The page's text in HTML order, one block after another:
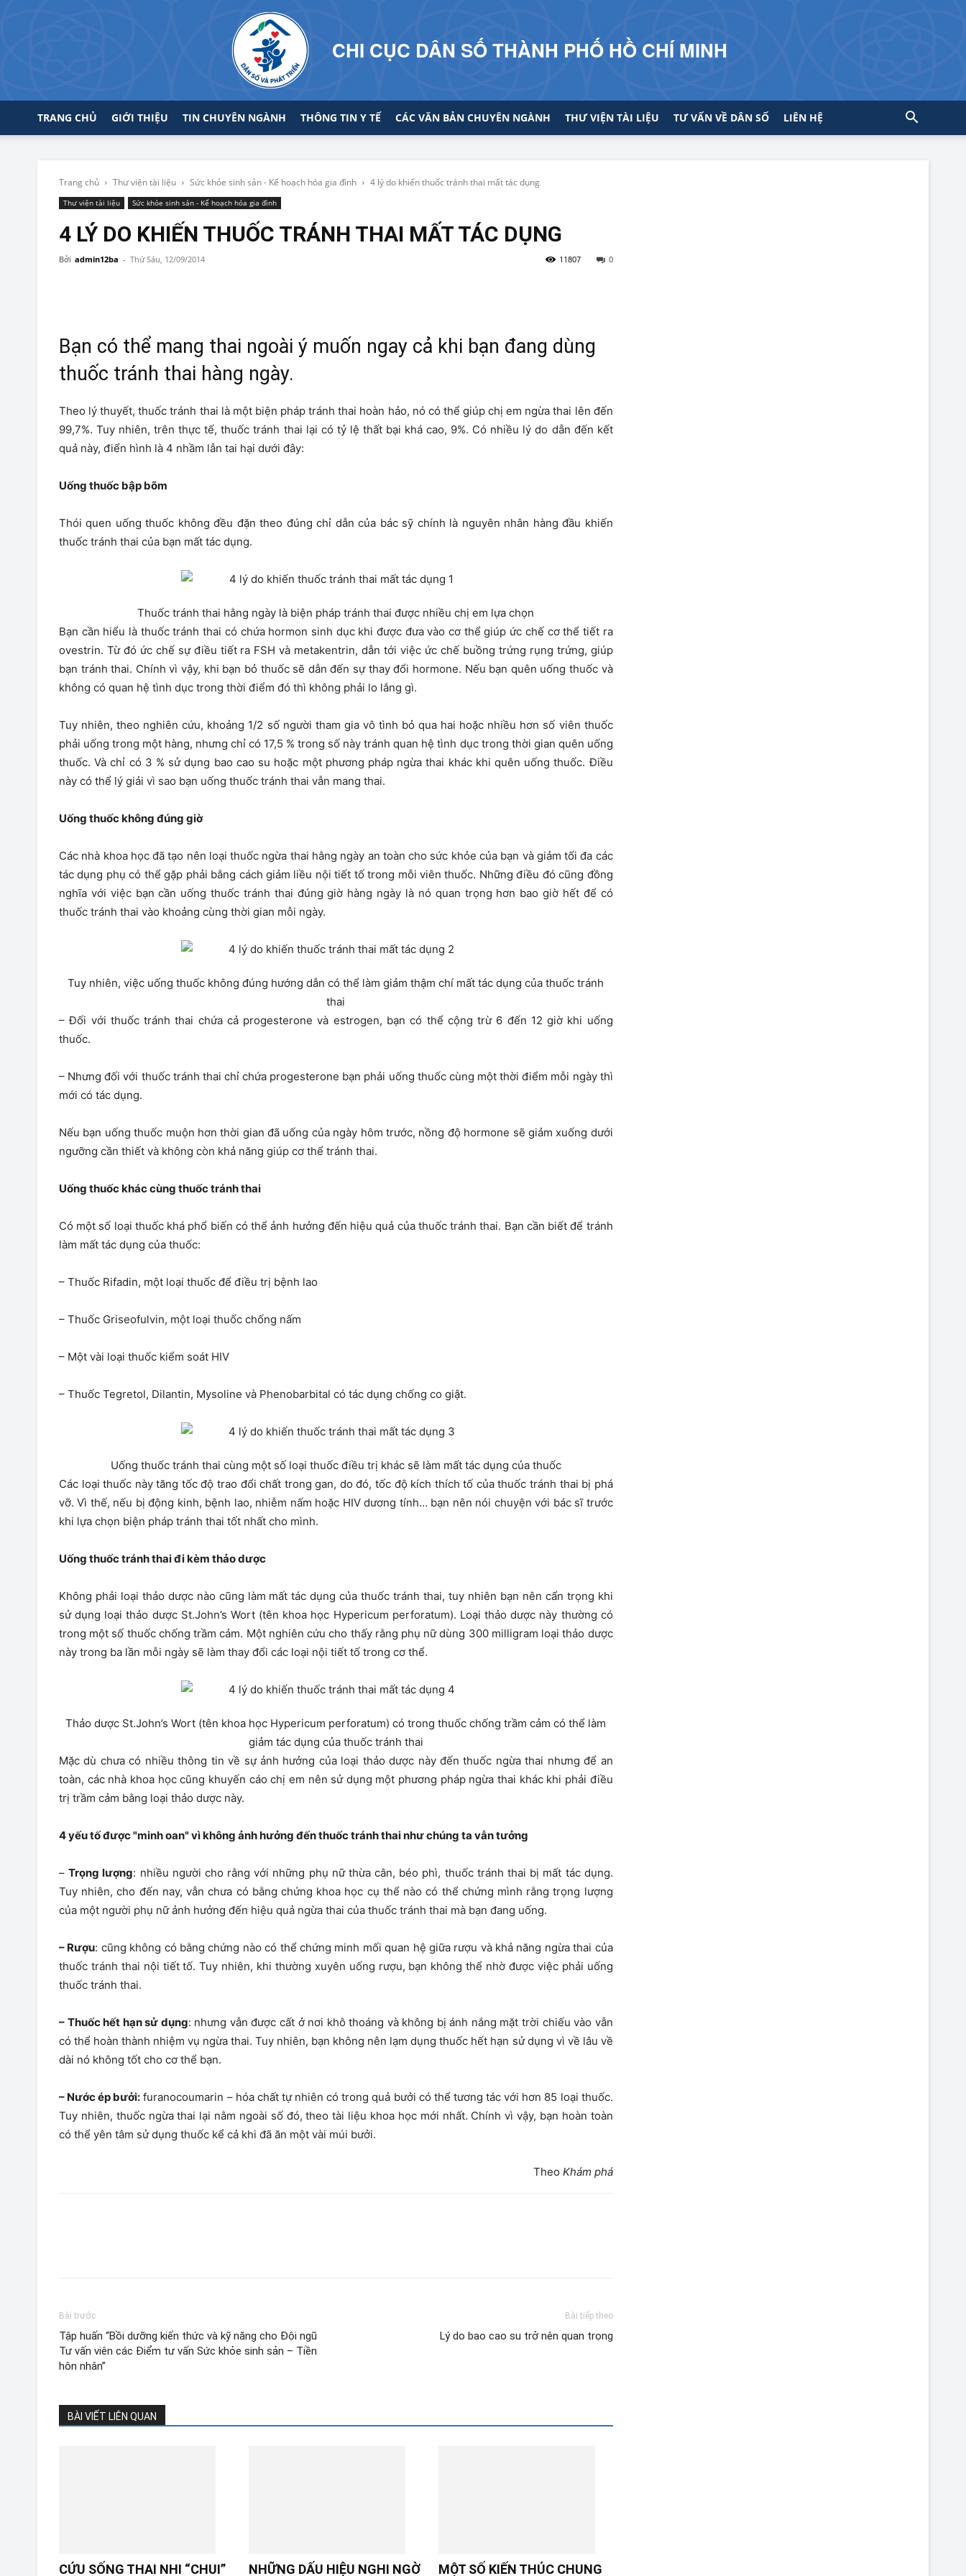
CHI CỤC DÂN SỐ THÀNH PHỐ HỒ CHÍ MINH
TRANG CHỦ GIỚI THIỆU TIN CHUYÊN NGÀNH THÔNG TIN Y TẾ CÁC VĂN BẢN CHUYÊN NGÀNH THƯ VIỆN TÀI LIỆU TƯ VẤN VỀ DÂN SỐ LIÊN HỆ
Trang chủ Thư viện tài liệu Sức khỏe sinh sản - Kế hoạch hóa gia đình 4 lý do khiến thuốc tránh thai mất tác dụng
Thư viện tài liệu Sức khỏe sinh sản - Kế hoạch hóa gia đình
4 LÝ DO KHIẾN THUỐC TRÁNH THAI MẤT TÁC DỤNG
Bởi admin12ba - Thứ Sáu, 12/09/2014 0
11807
Bạn có thể mang thai ngoài ý muốn ngay cả khi bạn đang dùng
thuốc tránh thai hàng ngày.
Theo lý thuyết, thuốc tránh thai là một biện pháp tránh thai hoàn hảo, nó có thể giúp chị em ngừa thai lên đến
99,7%. Tuy nhiên, trên thực tế, thuốc tránh thai lại có tỷ lệ thất bại khá cao, 9%. Có nhiều lý do dẫn đến kết
quả này, điển hình là 4 nhầm lẫn tai hại dưới đây:
Uống thuốc bập bõm
Thói quen uống thuốc không đều đặn theo đúng chỉ dẫn của bác sỹ chính là nguyên nhân hàng đầu khiến
thuốc tránh thai của bạn mất tác dụng.
Thuốc tránh thai hằng ngày là biện pháp tránh thai được nhiều chị em lựa chọn
Bạn cần hiểu là thuốc tránh thai có chứa hormon sinh dục khi được đưa vào cơ thể giúp ức chế cơ thể tiết ra
ovestrin. Từ đó ức chế sự điều tiết ra FSH và metakentrin, dẫn tới việc ức chế buồng trứng rụng trứng, giúp
bạn tránh thai. Chính vì vậy, khi bạn bỏ thuốc sẽ dẫn đến sự thay đổi hormone. Nếu bạn quên uống thuốc và
không có quan hệ tình dục trong thời điểm đó thì không phải lo lắng gì.
Tuy nhiên, theo nghiên cứu, khoảng 1/2 số người tham gia vô tình bỏ qua hai hoặc nhiều hơn số viên thuốc
phải uống trong một hàng, nhưng chỉ có 17,5 % trong số này tránh quan hệ tình dục trong thời gian quên uống
thuốc. Và chỉ có 3 % sử dụng bao cao su hoặc một phương pháp ngừa thai khác khi quên uống thuốc. Điều
này có thể lý giải vì sao bạn uống thuốc tránh thai vẫn mang thai.
Uống thuốc không đúng giờ
Các nhà khoa học đã tạo nên loại thuốc ngừa thai hằng ngày an toàn cho sức khỏe của bạn và giảm tối đa các
tác dụng phụ có thể gặp phải bằng cách giảm liều nội tiết tố trong mỗi viên thuốc. Những điều đó cũng đồng
nghĩa với việc bạn cần uống thuốc tránh thai đúng giờ hàng ngày là nó quan trọng hơn bao giờ hết để có
thuốc tránh thai vào khoảng cùng thời gian mỗi ngày.
Tuy nhiên, việc uống thuốc không đúng hướng dẫn có thể làm giảm thậm chí mất tác dụng của thuốc tránh
thai
– Đối với thuốc tránh thai chứa cả progesterone và estrogen, bạn có thể cộng trừ 6 đến 12 giờ khi uống
thuốc.
– Nhưng đối với thuốc tránh thai chỉ chứa progesterone bạn phải uống thuốc cùng một thời điểm mỗi ngày thì
mới có tác dụng.
Nếu bạn uống thuốc muộn hơn thời gian đã uống của ngày hôm trước, nồng độ hormone sẽ giảm xuống dưới
ngưỡng cần thiết và không còn khả năng giúp cơ thể tránh thai.
Uống thuốc khác cùng thuốc tránh thai
Có một số loại thuốc khá phổ biến có thể ảnh hưởng đến hiệu quả của thuốc tránh thai. Bạn cần biết để tránh
làm mất tác dụng của thuốc:
– Thuốc Rifadin, một loại thuốc để điều trị bệnh lao
– Thuốc Griseofulvin, một loại thuốc chống nấm
– Một vài loại thuốc kiểm soát HIV
– Thuốc Tegretol, Dilantin, Mysoline và Phenobarbital có tác dụng chống co giật.
Uống thuốc tránh thai cùng một số loại thuốc điều trị khác sẽ làm mất tác dụng của thuốc
Các loại thuốc này tăng tốc độ trao đổi chất trong gan, do đó, tốc độ kích thích tố của thuốc tránh thai bị phá
vỡ. Vì thế, nếu bị động kinh, bệnh lao, nhiễm nấm hoặc HIV dương tính… bạn nên nói chuyện với bác sĩ trước
khi lựa chọn biện pháp tránh thai tốt nhất cho mình.
Uống thuốc tránh thai đi kèm thảo dược
Không phải loại thảo dược nào cũng làm mất tác dụng của thuốc tránh thai, tuy nhiên bạn nên cẩn trọng khi
sử dụng loại thảo dược St.John’s Wort (tên khoa học Hypericum perforatum). Loại thảo dược này thường có
trong một số thuốc chống trầm cảm. Một nghiên cứu cho thấy rằng phụ nữ dùng 300 milligram loại thảo dược
này trong ba lần mỗi ngày sẽ làm thay đổi các loại nội tiết tố trong cơ thể.
Thảo dược St.John’s Wort (tên khoa học Hypericum perforatum) có trong thuốc chống trầm cảm có thể làm
giảm tác dụng của thuốc tránh thai
Mặc dù chưa có nhiều thông tin về sự ảnh hưởng của loại thảo dược này đến thuốc ngừa thai nhưng để an
toàn, các nhà khoa học cũng khuyến cáo chị em nên sử dụng một phương pháp ngừa thai khác khi phải điều
trị trầm cảm bằng loại thảo dược này.
4 yếu tố được "minh oan" vì không ảnh hưởng đến thuốc tránh thai như chúng ta vẫn tưởng
–Trọng lượng: nhiều người cho rằng với những phụ nữ thừa cân, béo phì, thuốc tránh thai bị mất tác dụng.
Tuy nhiên, cho đến nay, vẫn chưa có bằng chứng khoa học cụ thể nào có thể chứng mình rằng trọng lượng
của một người phụ nữ ảnh hưởng đến hiệu quả ngừa thai của thuốc tránh thai mà bạn đang uống.
– Rượu: cũng không có bằng chứng nào có thể chứng minh mối quan hệ giữa rượu và khả năng ngừa thai của
thuốc tránh thai nội tiết tố. Tuy nhiên, khi thường xuyên uống rượu, bạn không thể nhờ được việc phải uống
thuốc tránh thai.
– Thuốc hết hạn sử dụng: nhưng vẫn được cất ở nơi khô thoáng và không bị ánh nắng mặt trời chiếu vào vẫn
có thể hoàn thành nhiệm vụ ngừa thai. Tuy nhiên, bạn không nên lạm dụng thuốc hết hạn sử dụng vì về lâu về
dài nó không tốt cho cơ thể bạn.
– Nước ép bưởi: furanocoumarin – hóa chất tự nhiên có trong quả bưởi có thể tương tác với hơn 85 loại thuốc.
Tuy nhiên, thuốc ngừa thai lại nằm ngoài số đó, theo tài liệu khoa học mới nhất. Chính vì vậy, bạn hoàn toàn
có thể yên tâm sử dụng thuốc kể cả khi đã ăn một vài múi bưởi.
Theo Khám phá
Bài trước
Tập huấn “Bồi dưỡng kiến thức và kỹ năng cho Đội ngũ
Tư vấn viên các Điểm tư vấn Sức khỏe sinh sản – Tiền
hôn nhân”
Bài tiếp theo
Lý do bao cao su trở nên quan trọng
BÀI VIẾT LIÊN QUAN
CỨU SỐNG THAI NHI “CHUI” NHỮNG DẤU HIỆU NGHI NGỜ MỘT SỐ KIẾN THÚC CHUNG